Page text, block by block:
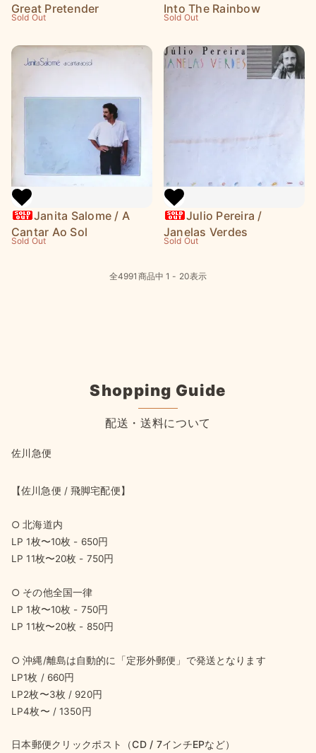
Great Pretender
Sold Out
Into The Rainbow
Sold Out
Janita Salome / A
Cantar Ao Sol
Sold Out
Julio Pereira /
Janelas Verdes
Sold Out
全4991 商品中1 - 20表示
Shopping Guide
配送・送料について
佐川急便
【佐川急便 / 飛脚宅配便】
○ 北海道内
LP 1枚〜10枚 - 650円
LP 11枚〜20枚 - 750円
○ その他全国一律
LP 1枚〜10枚 - 750円
LP 11枚〜20枚 - 850円
○ 沖縄/離島は自動的に「定形外郵便」で発送となります
LP1枚 / 660円
LP2枚〜3枚 / 920円
LP4枚〜 / 1350円
日本郵便クリックポスト（CD / 7インチEPなど）